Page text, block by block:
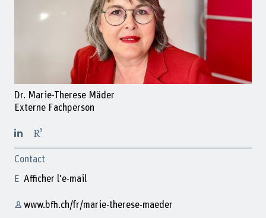
Dr. Marie-Therese Mäder
Externe Fachperson
Contact
Afficher l'e-mail
www.bfh.ch/fr/marie-therese-maeder